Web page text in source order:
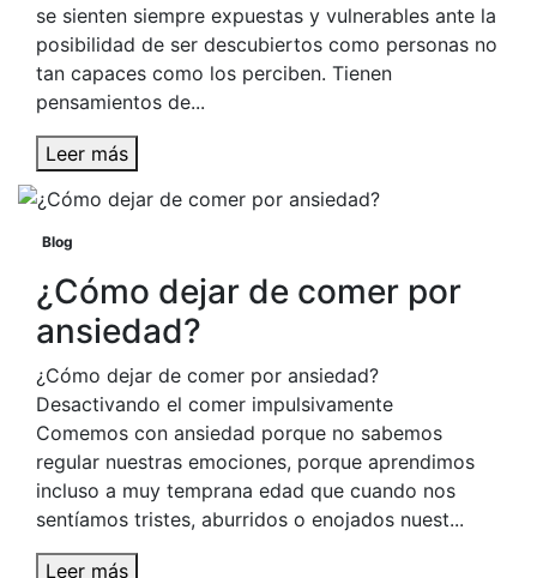
se sienten siempre expuestas y vulnerables ante la
posibilidad de ser descubiertos como personas no
tan capaces como los perciben. Tienen
pensamientos de...
Leer más
Blog
¿Cómo dejar de comer por
ansiedad?
¿Cómo dejar de comer por ansiedad?
Desactivando el comer impulsivamente
Comemos con ansiedad porque no sabemos
regular nuestras emociones, porque aprendimos
incluso a muy temprana edad que cuando nos
sentíamos tristes, aburridos o enojados nuest...
Leer más